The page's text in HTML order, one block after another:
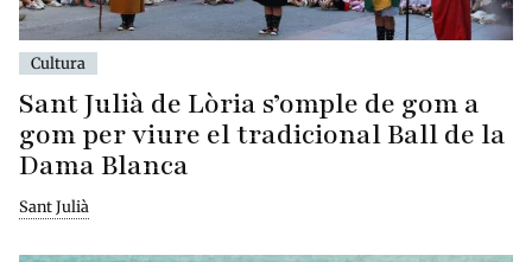
Cultura
Sant Julià de Lòria s’omple de gom a
gom per viure el tradicional Ball de la
Dama Blanca
Sant Julià